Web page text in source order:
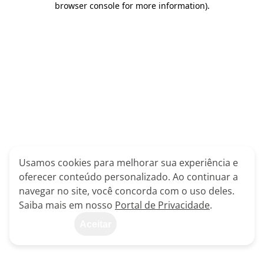
browser console for more information).
Usamos cookies para melhorar sua experiência e
oferecer conteúdo personalizado. Ao continuar a
navegar no site, você concorda com o uso deles.
Saiba mais em nosso Portal de Privacidade.